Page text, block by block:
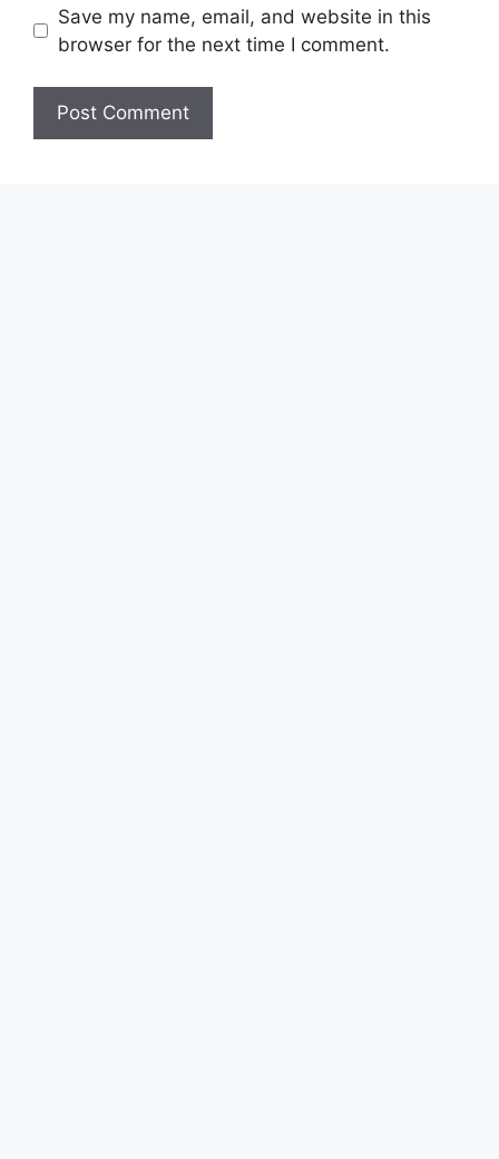
Save my name, email, and website in this
browser for the next time I comment.